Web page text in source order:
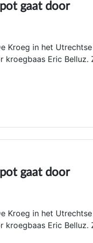
gaat door
Kroeg in het Utrechtse
kroegbaas Eric Belluz.
gaat door
Kroeg in het Utrechtse
kroegbaas Eric Belluz.